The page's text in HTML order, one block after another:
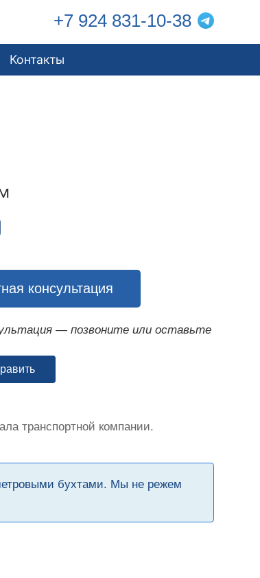
+7 924 831-10-38
Контакты
консультация
— позвоните или оставьте
транспортной компании.
бухтами. Мы не режем